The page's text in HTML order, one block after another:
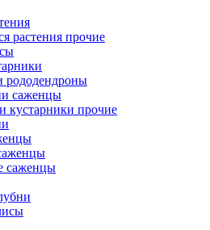
растения прочие
рододендроны
саженцы
кустарники прочие
саженцы